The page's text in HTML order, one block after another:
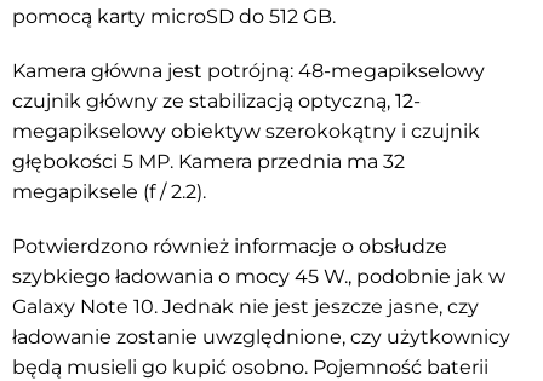
pomocą karty microSD do 512 GB.
Kamera główna jest potrójną: 48-megapikselowy
czujnik główny ze stabilizacją optyczną, 12-
megapikselowy obiektyw szerokokątny i czujnik
głębokości 5 MP. Kamera przednia ma 32
megapiksele (f / 2.2).
Potwierdzono również informacje o obsłudze
szybkiego ładowania o mocy 45 W., podobnie jak w
Galaxy Note 10. Jednak nie jest jeszcze jasne, czy
ładowanie zostanie uwzględnione, czy użytkownicy
będą musieli go kupić osobno. Pojemność baterii